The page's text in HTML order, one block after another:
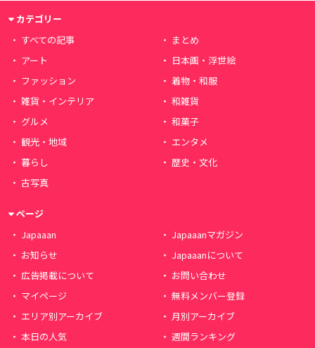
カテゴリー
すべての記事
まとめ
アート
日本画・浮世絵
ファッション
着物・和服
雑貨・インテリア
和雑貨
グルメ
和菓子
観光・地域
エンタメ
暮らし
歴史・文化
古写真
ページ
Japaaan
Japaaanマガジン
お知らせ
Japaaanについて
広告掲載について
お問い合わせ
マイページ
無料メンバー登録
エリア別アーカイブ
月別アーカイブ
本日の人気
週間ランキング